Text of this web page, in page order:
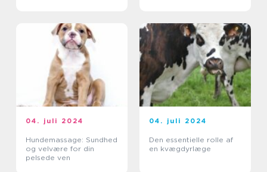
04. juli 2024
Hundemassage: Sundhed
og velvære for din
pelsede ven
04. juli 2024
Den essentielle rolle af
en kvægdyrlæge